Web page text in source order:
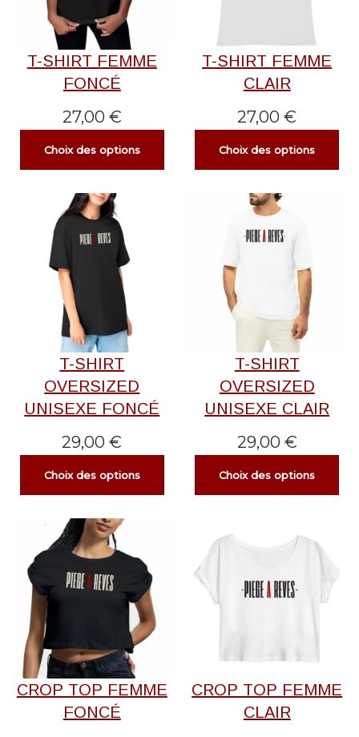
T-SHIRT FEMME
FONCÉ
27,00 €
Choix des options
T-SHIRT FEMME
CLAIR
27,00€
Choix des options
T-SHIRT
OVERSIZED
UNISEXE FONCÉ
29,00€
Choix des options
T-SHIRT
OVERSIZED
UNISEXE CLAIR
29,00 €
Choix des options
CROP TOP FEMME
FONCÉ
CROP TOP FEMME
CLAIR